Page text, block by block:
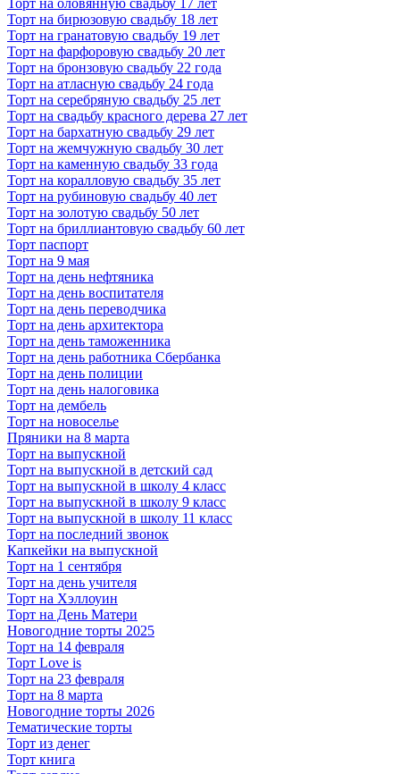
Торт на оловянную свадьбу 17 лет
Торт на бирюзовую свадьбу 18 лет
Торт на гранатовую свадьбу 19 лет
Торт на фарфоровую свадьбу 20 лет
Торт на бронзовую свадьбу 22 года
Торт на атласную свадьбу 24 года
Торт на серебряную свадьбу 25 лет
Торт на свадьбу красного дерева 27 лет
Торт на бархатную свадьбу 29 лет
Торт на жемчужную свадьбу 30 лет
Торт на каменную свадьбу 33 года
Торт на коралловую свадьбу 35 лет
Торт на рубиновую свадьбу 40 лет
Торт на золотую свадьбу 50 лет
Торт на бриллиантовую свадьбу 60 лет
Торт паспорт
Торт на 9 мая
Торт на день нефтяника
Торт на день воспитателя
Торт на день переводчика
Торт на день архитектора
Торт на день таможенника
Торт на день работника Сбербанка
Торт на день полиции
Торт на день налоговика
Торт на дембель
Торт на новоселье
Пряники на 8 марта
Торт на выпускной
Торт на выпускной в детский сад
Торт на выпускной в школу 4 класс
Торт на выпускной в школу 9 класс
Торт на выпускной в школу 11 класс
Торт на последний звонок
Капкейки на выпускной
Торт на 1 сентября
Торт на день учителя
Торт на Хэллоуин
Торт на День Матери
Новогодние торты 2025
Торт на 14 февраля
Торт Love is
Торт на 23 февраля
Торт на 8 марта
Новогодние торты 2026
Тематические торты
Торт из денег
Торт книга